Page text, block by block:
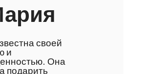
своей
и
Она
подарить